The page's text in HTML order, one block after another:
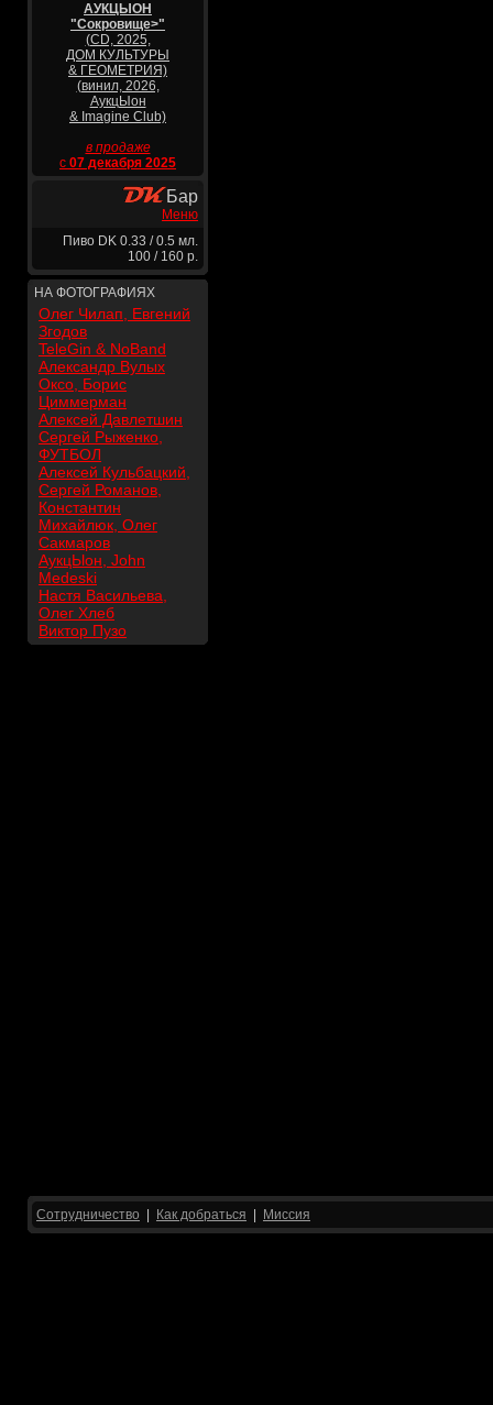
АУКЦЫОН
"Сокровище>"
(CD, 2025,
ДОМ КУЛЬТУРЫ
& ГЕОМЕТРИЯ)
(винил, 2026,
АукцЫон
& Imagine Club)
в продаже
с 07 декабря 2025
Бар
Меню
Пиво DK 0.33 / 0.5 мл.
100 / 160 р.
НА ФОТОГРАФИЯХ
Олег Чилап, Евгений
Згодов
TeleGin & NoBand
Александр Вулых
Оксо, Борис
Циммерман
Алексей Давлетшин
Сергей Рыженко,
ФУТБОЛ
Алексей Кульбацкий,
Сергей Романов,
Константин
Михайлюк, Олег
Сакмаров
АукцЫон, John
Medeski
Настя Васильева,
Олег Хлеб
Виктор Пузо
Сотрудничество Как добраться Миссия